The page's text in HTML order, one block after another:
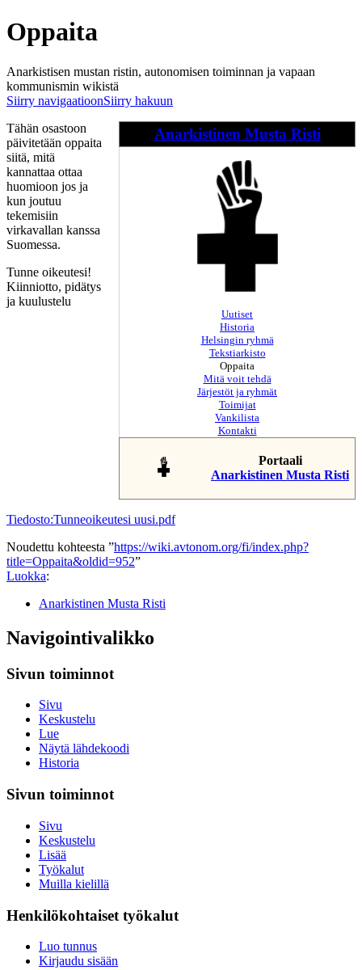
Oppaita
Anarkistisen mustan ristin, autonomisen toiminnan ja vapaan
kommunismin wikistä
Siirry navigaatioonSiirry hakuun
Anarkistinen Musta Risti
Uutiset
Historia
Helsingin ryhmä
Tekstiarkisto
Oppaita
Mitä voit tehdä
Järjestöt ja ryhmät
Toimijat
Vankilista
Kontakti
Portaali
Anarkistinen Musta Risti
Tähän osastoon
päivitetään oppaita
siitä, mitä
kannattaa ottaa
huomioon jos ja
kun joutuu
tekemisiin
virkavallan kanssa
Suomessa.
Tunne oikeutesi!
Kiinniotto, pidätys
ja kuulustelu
Tiedosto:Tunneoikeutesi uusi.pdf
Noudettu kohteesta ”https://wiki.avtonom.org/fi/index.php?
title=Oppaita&oldid=952”
Luokka:
Anarkistinen Musta Risti
Navigointivalikko
Sivun toiminnot
Sivu
Keskustelu
Lue
Näytä lähdekoodi
Historia
Sivun toiminnot
Sivu
Keskustelu
Lisää
Työkalut
Muilla kielillä
Henkilökohtaiset työkalut
Luo tunnus
Kirjaudu sisään